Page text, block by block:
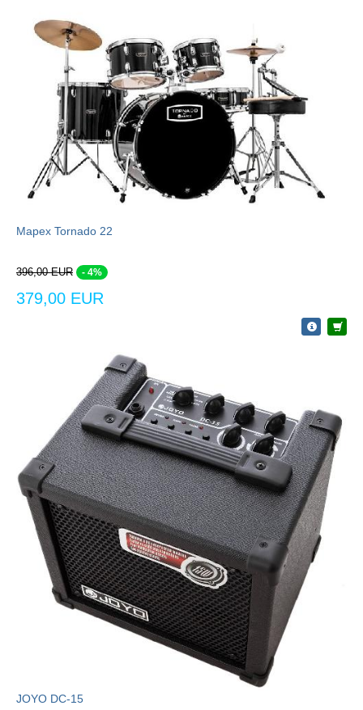
Mapex Tornado 22
396,00 EUR - 4%
379,00 EUR
JOYO DC-15